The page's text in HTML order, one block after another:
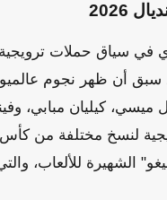
2026
في سياق حملات
سبق أن ظهر نجوم
ميسي، كيليان مبابي،
لنسخ مختلفة من كأس
الشهيرة للألعاب،